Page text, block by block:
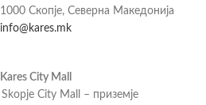
1000 Скопје, Северна Македонија
info@kares.mk
Kares City Mall
Skopje City Mall – приземје